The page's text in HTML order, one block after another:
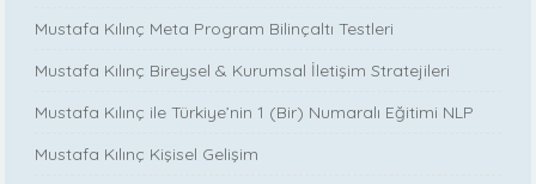
Mustafa Kılınç Meta Program Bilinçaltı Testleri
Mustafa Kılınç Bireysel & Kurumsal İletişim Stratejileri
Mustafa Kılınç ile Türkiye’nin 1 (Bir) Numaralı Eğitimi NLP
Mustafa Kılınç Kişisel Gelişim